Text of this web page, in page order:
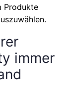
Produkte
immer